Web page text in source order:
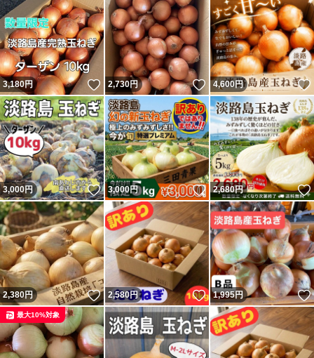
3,180円 いいね！
2,730円 いいね！
4,600円
3,000円 いいね！
3,000円 いいね！
2,680円
2,380円 いいね！
2,580円 いいね！
1,995円
最大10%対象